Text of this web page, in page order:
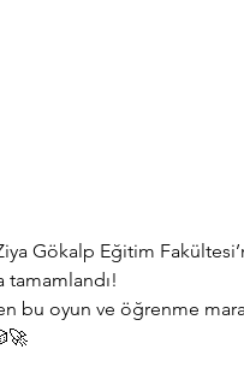
Gökalp Eğitim
tamamlandı!
bu oyun ve öğrenme